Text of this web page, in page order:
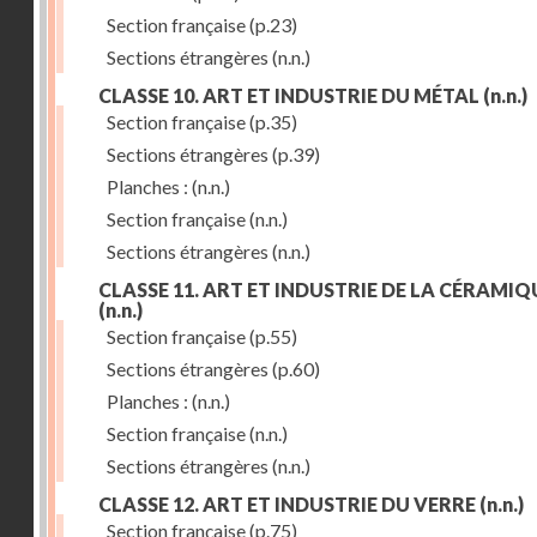
Section française(p.23)
Sections étrangères (n.n.)
CLASSE 10. ART ET INDUSTRIE DU MÉTAL (n.n.)
Section française(p.35)
Sections étrangères (p.39)
Planches : (n.n.)
Section française(n.n.)
Sections étrangères (n.n.)
CLASSE 11. ART ET INDUSTRIE DE LA
(n.n.)
Section française(p.55)
Sections étrangères (p.60)
Planches : (n.n.)
Section française(n.n.)
Sections étrangères (n.n.)
CLASSE 12. ART ET INDUSTRIE DU VERRE (n.n.)
Section française(p.75)